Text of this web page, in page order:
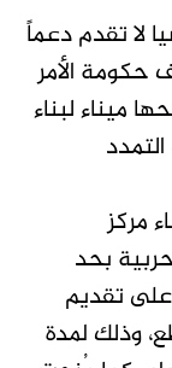
لا تقدم دعماً
حكومة الأمر
ميناء لبناء
مركز
بحد
تقديم
وذلك لمدة